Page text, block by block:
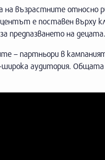
възрастните относно
е поставен върху
предпазването на децата.
– партньори в
аудитория. Общата